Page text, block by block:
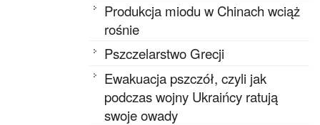
Produkcja miodu w Chinach wciąż
rośnie
Pszczelarstwo Grecji
Ewakuacja pszczół, czyli jak
podczas wojny Ukraińcy ratują
swoje owady